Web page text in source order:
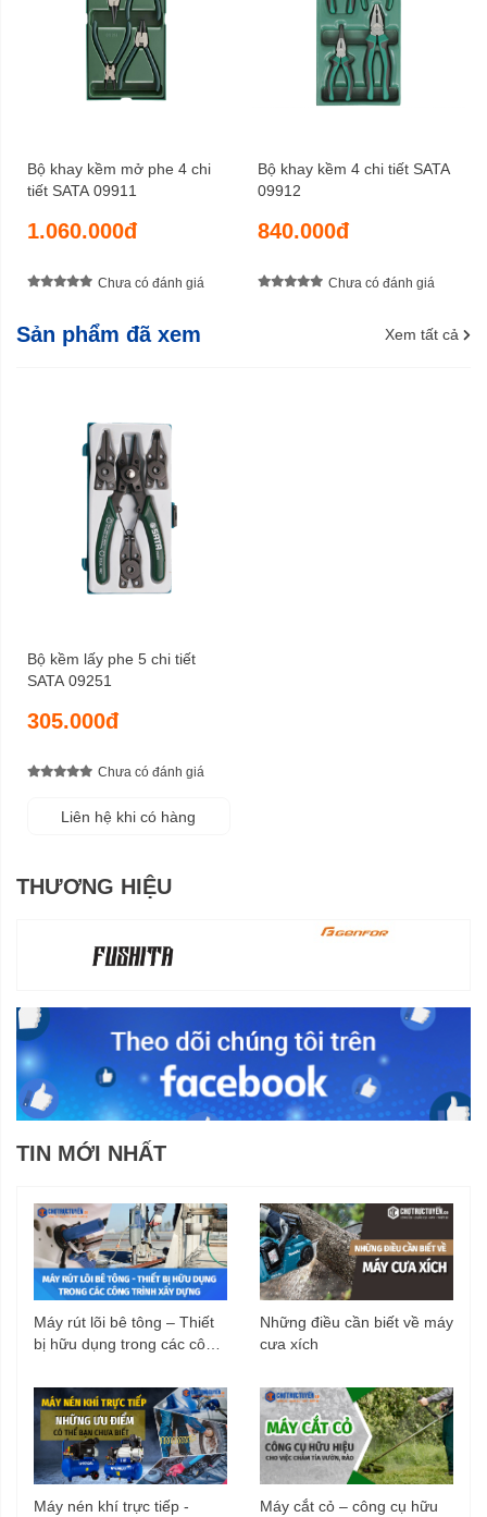
Bộ khay kềm mở phe 4 chi
tiết SATA 09911
1.060.000đ
Chưa có đánh giá
Bộ khay kềm 4 chi tiết SATA
09912
840.000đ
Chưa có đánh giá
Sản phẩm đã xem Xem tất cả
Bộ kềm lấy phe 5 chi tiết
SATA 09251
305.000đ
Chưa có đánh giá
Liên hệ khi có hàng
THƯƠNG HIỆU
TIN MỚI NHẤT
Máy rút lõi bê tông – Thiết
bị hữu dụng trong các công
Những điều cần biết về máy
cưa xích
Máy nén khí trực tiếp -
Máy cắt cỏ – công cụ hữu